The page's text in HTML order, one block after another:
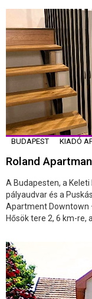
BUDAPEST KIADÓ
Roland
A Budapesten, a
pályaudvar és a
Apartment Downtown
Hősök tere 2, 6 km-re, a